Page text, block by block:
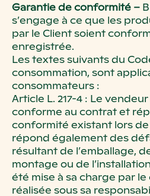
Garantie de conformité –
s’engage à ce que les
par le Client soient
enregistrée.
Les textes suivants du
consommation, sont
consommateurs :
Article L. 217-4 : Le
conforme au contrat et
conformité existant lors de
répond également des
résultant de l’emballage,
montage ou de
été mise à sa charge par
réalisée sous sa